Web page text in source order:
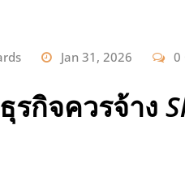
Jan 31, 2026 0
รกิจควรจ้าง